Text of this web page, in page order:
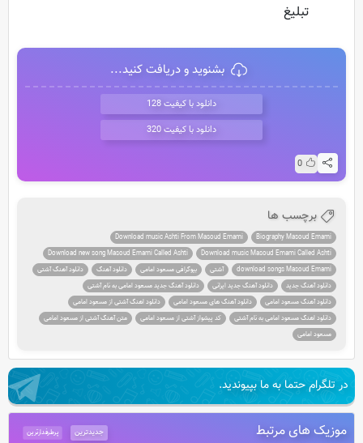
تبلیغ
بشنوید و دریافت کنید...
دانلود با کیفیت 128
دانلود با کیفیت 320
0
برچسب ها
Biography Masoud Emami
Download music Ashti From Masoud Emami
Download music Masoud Emami Called Ashti
Download new song Masoud Emami Called Ashti
download songs Masoud Emami
آشتی بیوگرافی مسعود امامی دانلود آهنگ
دانلود آهنگ آشتی
دانلود آهنگ جدید
دانلود آهنگ جدید ایرانی
دانلود آهنگ جدید مسعود امامی به نام آشتی
دانلود آهنگ مسعود امامی
دانلود آهنگ های مسعود امامی
دانلود اهنگ آشتی از مسعود امامی
دانلود اهنگ مسعود امامی به نام آشتی
کد پیشواز آشتی از مسعود امامی
متن آهنگ آشتی از مسعود امامی
مسعود امامی
در تلگرام حتما به ما بپیوندید.
موزیک های مرتبط پرطرفدارترین جدیدترین